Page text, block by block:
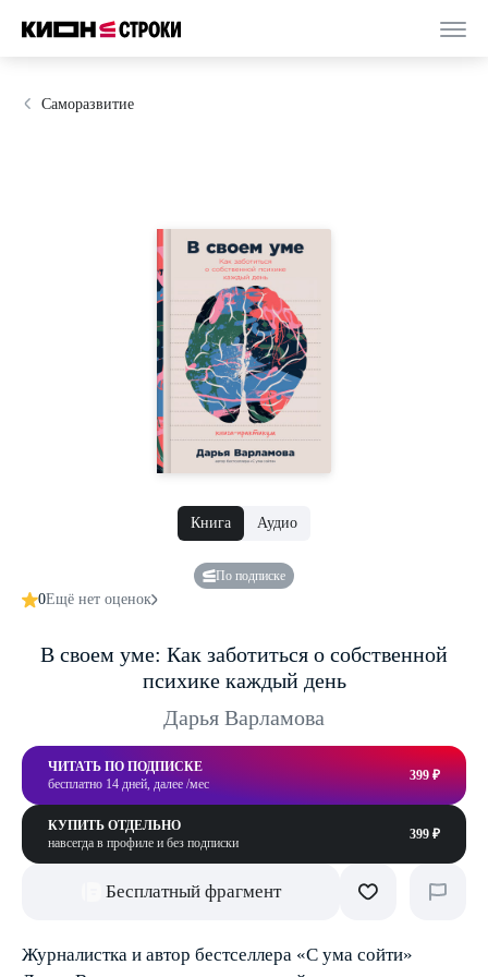
Саморазвитие
Книга Аудио
По подписке
0Ещё нет оценок
В своем уме: Как заботиться о собственной
психике каждый день
Дарья Варламова
ЧИТАТЬ ПО ПОДПИСКЕ
бесплатно 14 дней, далее /мес
399 ₽
КУПИТЬ ОТДЕЛЬНО
навсегда в профиле и без подписки
399 ₽
Бесплатный фрагмент
Журналистка и автор бестселлера «С ума сойти»